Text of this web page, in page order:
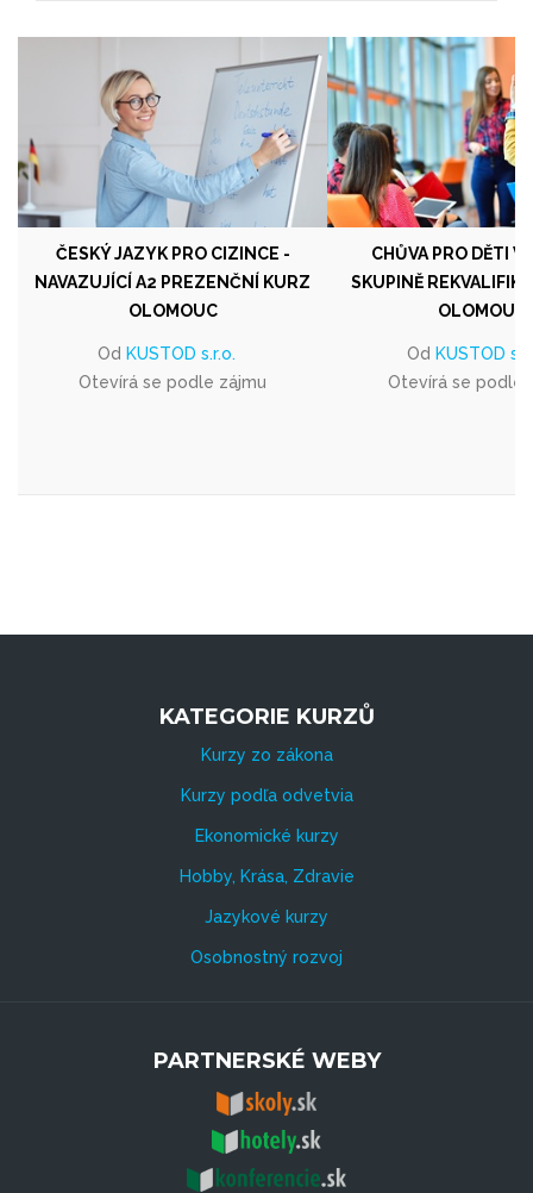
ČESKÝ JAZYK PRO CIZINCE -
NAVAZUJÍCÍ A2 PREZENČNÍ KURZ
OLOMOUC
Od KUSTOD s.r.o.
Otevírá se podle zájmu
CHŮVA PRO DĚTI V
SKUPINĚ
OLOMOUC
Od KUSTOD
Otevírá se podle
KATEGORIE KURZŮ
Kurzy zo zákona
Kurzy podľa odvetvia
Ekonomické kurzy
Hobby, Krása, Zdravie
Jazykové kurzy
Osobnostný rozvoj
PARTNERSKÉ WEBY